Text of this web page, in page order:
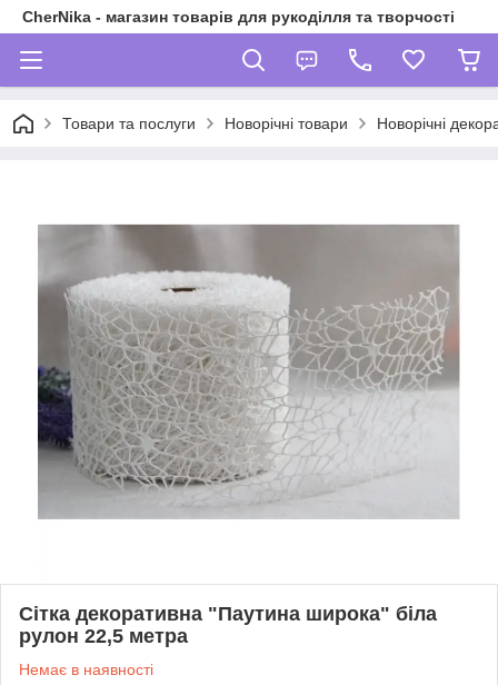
CherNika - магазин товарів для рукоділля та творчості
Товари та послуги Новорічні товари Новорічні
Сітка декоративна "Паутина широка" біла
рулон 22,5 метра
Немає в наявності